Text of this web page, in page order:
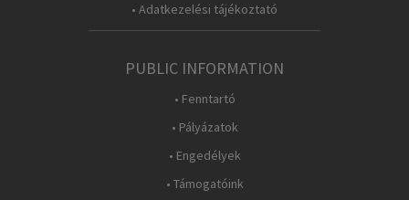
• Adatkezelési tájékoztató
PUBLIC INFORMATION
• Fenntartó
• Pályázatok
• Engedélyek
• Támogatóink